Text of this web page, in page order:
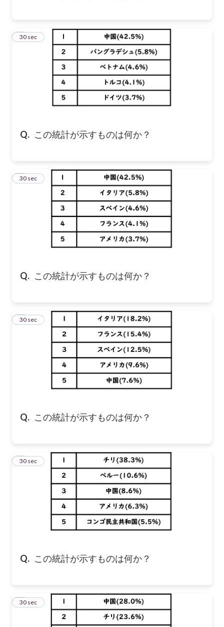
Q. この統計が示すものは何か？
2
30 sec
Q. この統計が示すものは何か？
3
30 sec
Q. この統計が示すものは何か？
4
30 sec
Q. この統計が示すものは何か？
5
30 sec
6
30 sec